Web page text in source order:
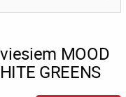
MOOD
GREENS